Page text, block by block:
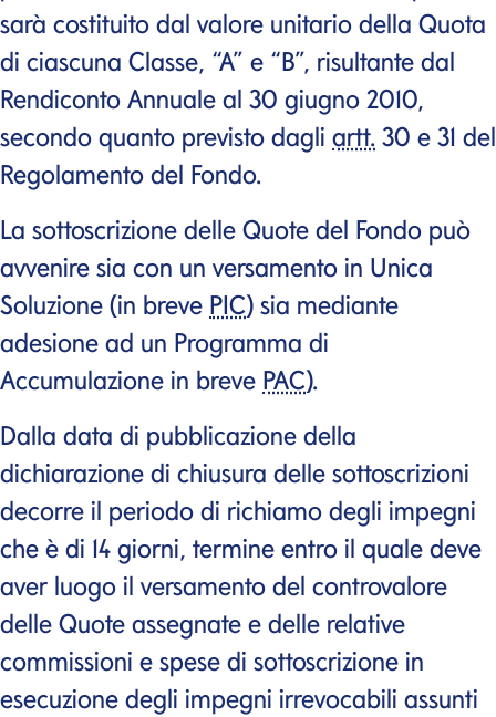
sarà costituito dal valore unitario della Quota
di ciascuna Classe, “A” e “B”, risultante dal
Rendiconto Annuale al 30 giugno 2010,
secondo quanto previsto dagli artt. 30 e 31 del
Regolamento del Fondo.
La sottoscrizione delle Quote del Fondo può
avvenire sia con un versamento in Unica
Soluzione (in breve PIC) sia mediante
adesione ad un Programma di
Accumulazione in breve PAC).
Dalla data di pubblicazione della
dichiarazione di chiusura delle sottoscrizioni
decorre il periodo di richiamo degli impegni
che è di 14 giorni, termine entro il quale deve
aver luogo il versamento del controvalore
delle Quote assegnate e delle relative
commissioni e spese di sottoscrizione in
esecuzione degli impegni irrevocabili assunti